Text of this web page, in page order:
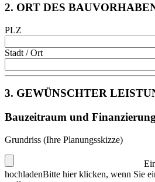
2. ORT DES
PLZ
Stadt / Ort
3. GEWÜNSCHTER
Bauzeitraum und Finanzierung
Grundriss (Ihre Planungsskizze)
hochladenBitte hier klicken, wenn Sie